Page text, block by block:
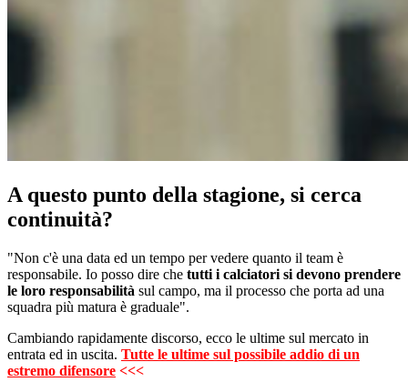
A questo punto della stagione, si cerca
continuità?
"Non c'è una data ed un tempo per vedere quanto il team è
responsabile. Io posso dire che tutti i calciatori si devono prendere
le loro responsabilità sul campo, ma il processo che porta ad una
squadra più matura è graduale".
Cambiando rapidamente discorso, ecco le ultime sul mercato in
entrata ed in uscita. Tutte le ultime sul possibile addio di un
estremo difensore <<<